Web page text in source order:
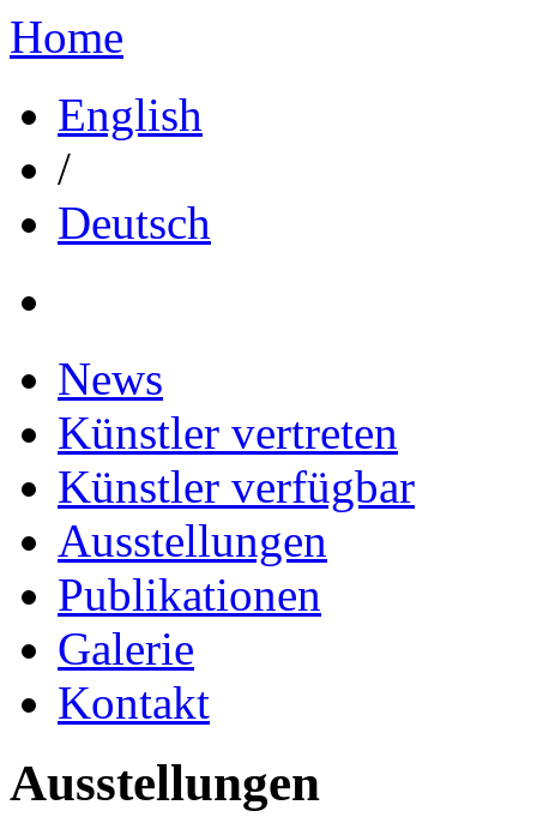
Home
English
/
Deutsch
News
Künstler vertreten
Künstler verfügbar
Ausstellungen
Publikationen
Galerie
Kontakt
Ausstellungen